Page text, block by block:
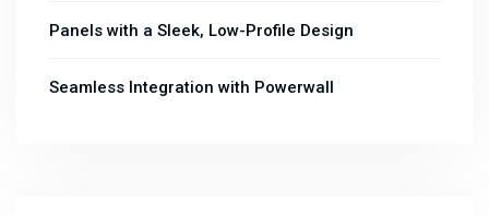
Panels with a Sleek, Low-Profile Design
Seamless Integration with Powerwall